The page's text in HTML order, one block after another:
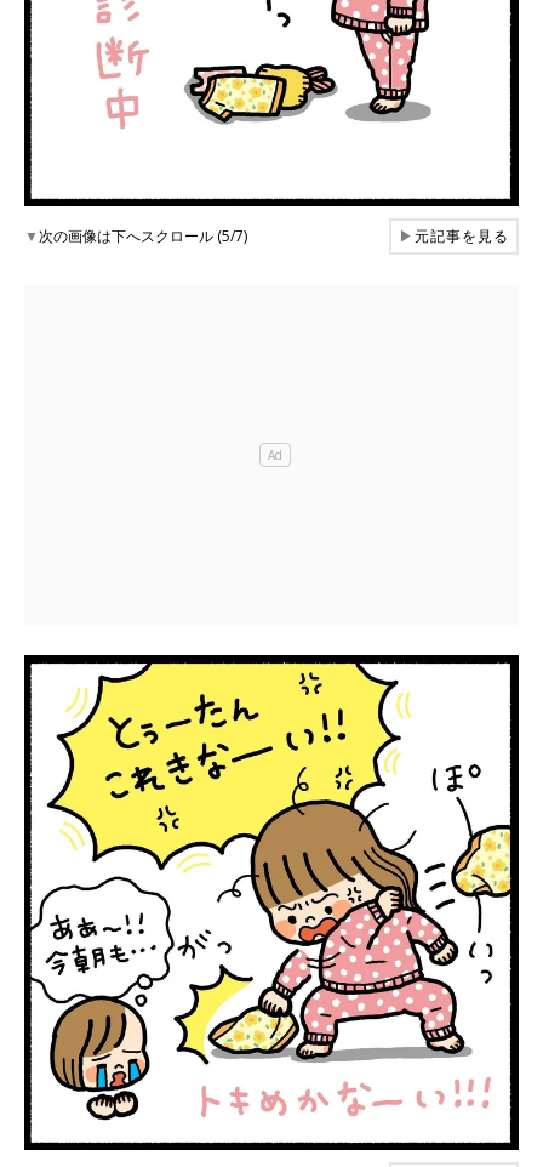
▼次の画像は下へスクロール (5/7) ▶元記事を見る